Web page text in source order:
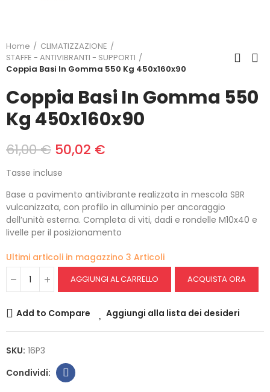
Home
CLIMATIZZAZIONE
STAFFE - ANTIVIBRANTI - SUPPORTI
Coppia Basi In Gomma 550 Kg 450x160x90
Coppia Basi In Gomma 550
Kg 450x160x90
61,00 € 50,02 €
Tasse incluse
Base a pavimento antivibrante realizzata in mescola SBR
vulcanizzata, con profilo in alluminio per ancoraggio
dell’unità esterna. Completa di viti, dadi e rondelle M10x40 e
livelle per il posizionamento
Ultimi articoli in magazzino 3 Articoli
AGGIUNGI AL CARRELLO ACQUISTA ORA
Add to Compare Aggiungi alla lista dei desideri
SKU: 16P3